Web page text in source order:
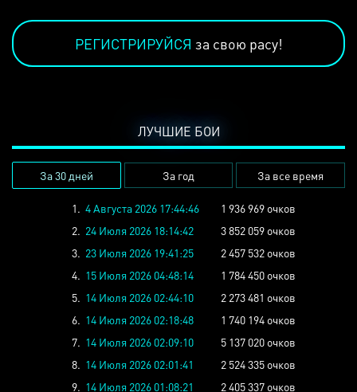
РЕГИСТРИРУЙСЯ за свою расу!
ЛУЧШИЕ БОИ
За 30 дней За год За все время
1. 4 Августа 2026 17:44:46
1 936 969 очков
2. 24 Июля 2026 18:14:42
3 852 059 очков
3. 23 Июля 2026 19:41:25
2 457 532 очков
4. 15 Июля 2026 04:48:14
1 784 450 очков
5. 14 Июля 2026 02:44:10
2 273 481 очков
6. 14 Июля 2026 02:18:48
1 740 194 очков
7. 14 Июля 2026 02:09:10
5 137 020 очков
8. 14 Июля 2026 02:01:41
2 524 335 очков
9. 14 Июля 2026 01:08:21 2 405 337 очков